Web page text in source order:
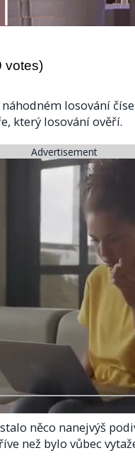
votes)
losování
který losování ověří.
Advertisement
něco nanejvýš
než bylo vůbec